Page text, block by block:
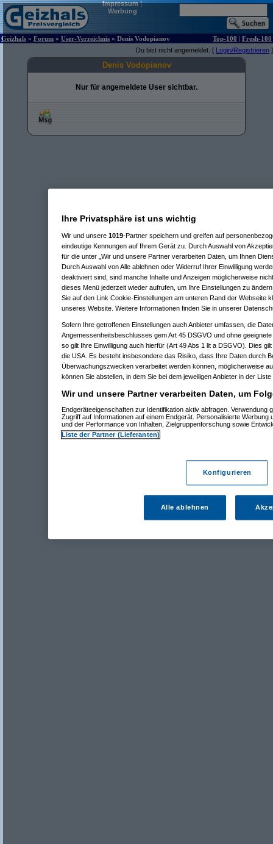
Impressum|
Werbung
Geizhals » Forum » User-Verzeichnis » Denis Vodopianov Top-100 | Fresh-100
Du bist nicht angemeldet. [ Login/Registrieren ]
Denis Vodopianov
Nur für angemeldete User sichtbar.
Ihre Privatsphäre ist uns wichtig
Wir und unsere 1019-Partner speichern und greifen auf
eindeutige Kennungen auf Ihrem Gerät zu. Durch Auswahl von
für die unter „Wir und unsere Partner verarbeiten Daten, um Ihnen
Durch Auswahl von Alle ablehnen oder Widerruf Ihrer Einwilligung
deaktiviert sind, sind manche Inhalte und Anzeigen möglicherweise
dieses Menü jederzeit wieder aufrufen, um Ihre Einstellungen zu
Sie auf den Link Cookie-Einstellungen am unteren Rand der Webseite
unseres Website. Weitere Informationen finden Sie in unserer
Sofern Ihre getroffenen Einstellungen auch Anbieter umfassen, die
Angemessenheitsbeschlusses gem Art 45 DSGVO und ohne
so gilt Ihre Einwilligung auch hierfür (Art 49 Abs 1 lit a DSGVO). Dies
die USA. Es besteht insbesondere das Risiko, dass Ihre Daten durch
Überwachungszwecken verarbeitet werden können, möglicherweise
können Sie abstellen, in dem Sie bei dem jeweiligen Anbieter in der
Wir und unsere Partner verarbeiten Daten, um
Endgeräteeigenschaften zur Identifikation aktiv abfragen. Verwendung
Zugriff auf Informationen auf einem Endgerät. Personalisierte Werbung
und der Performance von Inhalten, Zielgruppenforschung sowie
Liste der Partner (Lieferanten)
Konfigurieren
Alle ablehnen